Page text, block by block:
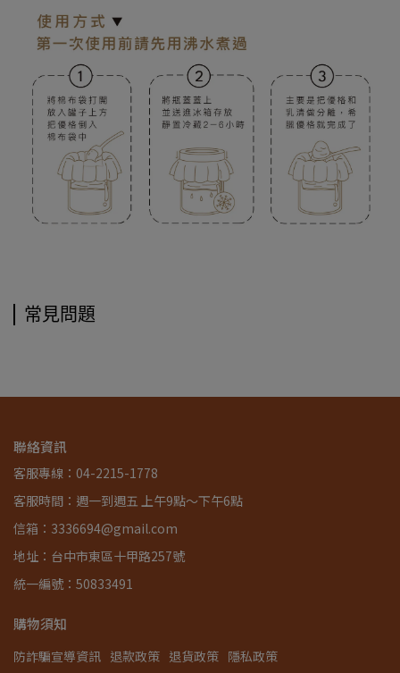
常見問題
聯絡資訊
客服專線：04-2215-1778
客服時間：週一到週五 上午9點～下午6點
信箱：3336694@gmail.com
地址：台中市東區十甲路257號
統一編號：50833491
購物須知
防詐騙宣導資訊 退款政策 退貨政策 隱私政策